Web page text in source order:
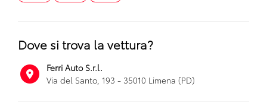
Dove si trova la vettura?
Ferri Auto S.r.l.
Via del Santo, 193 - 35010 Limena (PD)